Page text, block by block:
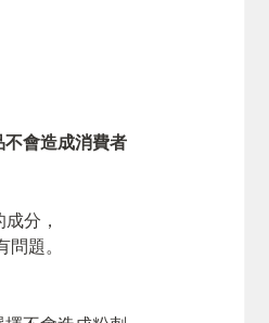
會造成消費者
分，
題。